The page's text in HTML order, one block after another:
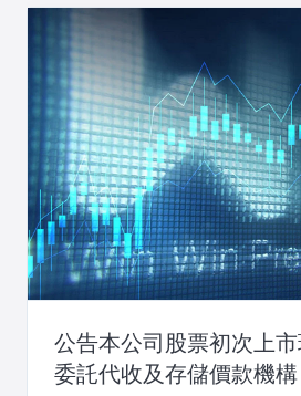
公告本公司股票初次上
委託代收及存儲價款機構